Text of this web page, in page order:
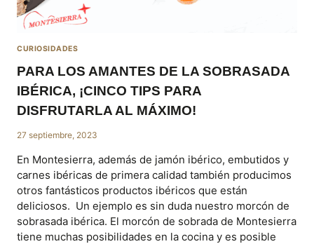
CURIOSIDADES
PARA LOS AMANTES DE LA SOBRASADA
IBÉRICA, ¡CINCO TIPS PARA
DISFRUTARLA AL MÁXIMO!
27 septiembre, 2023
En Montesierra, además de jamón ibérico, embutidos y
carnes ibéricas de primera calidad también producimos
otros fantásticos productos ibéricos que están
deliciosos. Un ejemplo es sin duda nuestro morcón de
sobrasada ibérica. El morcón de sobrada de Montesierra
tiene muchas posibilidades en la cocina y es posible